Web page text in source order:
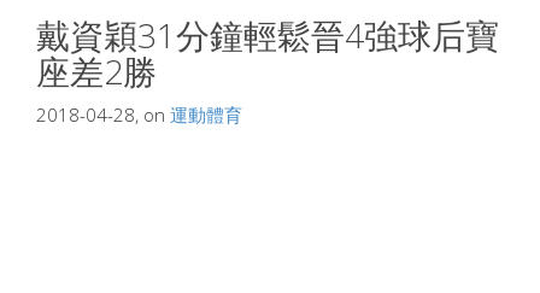
戴資穎31分鐘輕鬆晉4強球后寶
座差2勝
2018-04-28, on 運動體育